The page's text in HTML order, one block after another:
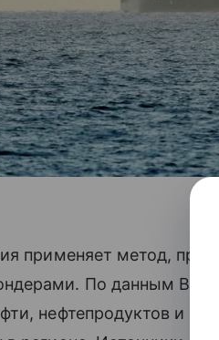
применяет метод, при
По данным
нефтепродуктов и